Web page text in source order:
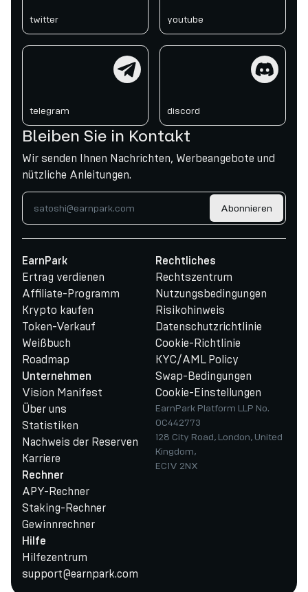
twitter youtube
telegram discord
Bleiben Sie in Kontakt
Wir senden Ihnen Nachrichten, Werbeangebote und
nützliche Anleitungen.
Abonnieren
EarnPark
Ertrag verdienen
Affiliate-Programm
Krypto kaufen
Token-Verkauf
Weißbuch
Roadmap
Unternehmen
Vision Manifest
Über uns
Statistiken
Nachweis der Reserven
Karriere
Rechner
APY-Rechner
Staking-Rechner
Gewinnrechner
Hilfe
Hilfezentrum
support@earnpark.com
Rechtliches
Rechtszentrum
Nutzungsbedingungen
Risikohinweis
Datenschutzrichtlinie
Cookie-Richtlinie
KYC/AML Policy
Swap-Bedingungen
Cookie-Einstellungen
EarnPark Platform LLP No.
OC442773
128 City Road, London, United
Kingdom,
EC1V 2NX